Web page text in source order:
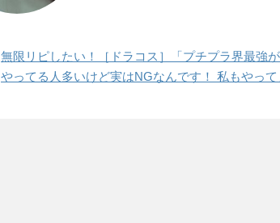
無限リピしたい！［ドラコス］「プチプラ界最強
やってる人多いけど実はNGなんです！ 私もやっ